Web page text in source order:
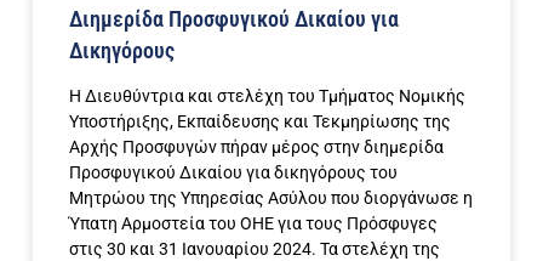
Διημερίδα Προσφυγικού Δικαίου για
Δικηγόρους
Η Διευθύντρια και στελέχη του Τμήματος Νομικής
Υποστήριξης, Εκπαίδευσης και Τεκμηρίωσης της
Αρχής Προσφυγών πήραν μέρος στην διημερίδα
Προσφυγικού Δικαίου για δικηγόρους του
Μητρώου της Υπηρεσίας Ασύλου που διοργάνωσε η
Ύπατη Αρμοστεία του ΟΗΕ για τους Πρόσφυγες
στις 30 και 31 Ιανουαρίου 2024. Τα στελέχη της